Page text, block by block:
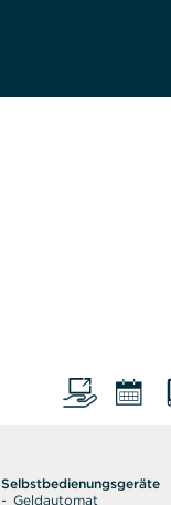
Selbstbedienungsgeräte
Geldautomat